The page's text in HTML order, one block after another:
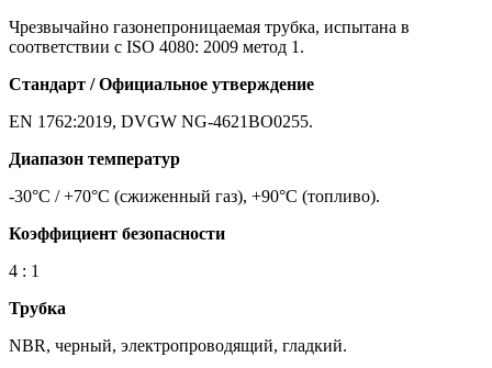
Чрезвычайно газонепроницаемая трубка, испытана в
соответствии с ISO 4080: 2009 метод 1.
Стандарт / Официальное утверждение
EN 1762:2019, DVGW NG-4621BO0255.
Диапазон температур
-30°C / +70°C (сжиженный газ), +90°C (топливо).
Коэффициент безопасности
4 : 1
Трубка
NBR, черный, электропроводящий, гладкий.